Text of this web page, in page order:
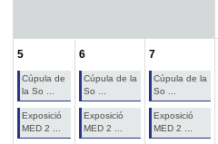
5
Cúpula de
la So ...
Exposició
MED 2 ...
6
Cúpula de la
So ...
Exposició
MED 2 ...
7
Cúpula de la
So ...
Exposició
MED 2 ...